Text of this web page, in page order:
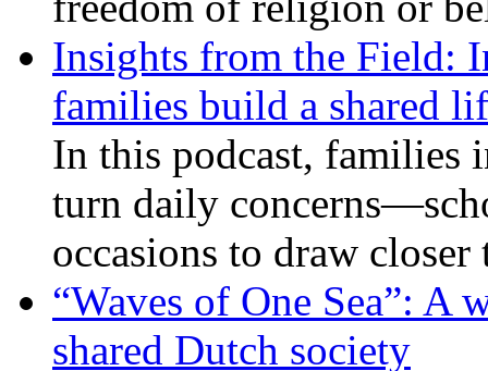
Insights from the Field:
families build a shared
In this podcast, families
turn daily
occasions to draw
“Waves of One Sea”:
shared Dutch society